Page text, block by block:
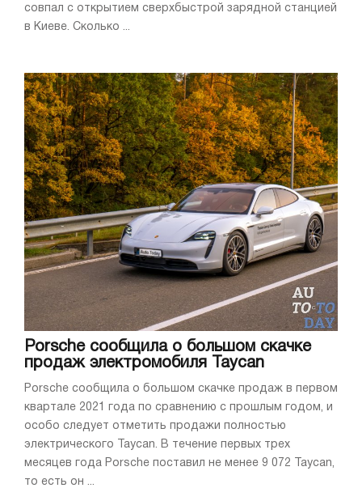
совпал с открытием сверхбыстрой зарядной станцией
в Киеве. Сколько ...
Porsche сообщила о большом скачке
продаж электромобиля Taycan
Porsche сообщила о большом скачке продаж в первом
квартале 2021 года по сравнению с прошлым годом, и
особо следует отметить продажи полностью
электрического Taycan. В течение первых трех
месяцев года Porsche поставил не менее 9 072 Taycan,
то есть он ...